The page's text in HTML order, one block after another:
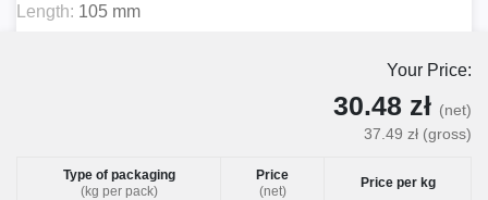
Length: 105 mm
Your Price:
30.48 zł (net)
37.49 zł (gross)
Type of packaging
(kg per pack)
Price
(net)
Price per kg